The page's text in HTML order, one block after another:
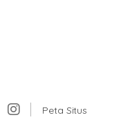
Peta Situs